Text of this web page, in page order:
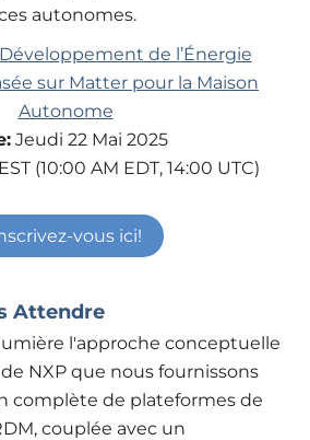
autonomes.
Jeudi 22 Mai 2025
(10:00 AM EDT, 14:00 UTC)
vous ici!
Attendre
l'approche conceptuelle
NXP que nous fournissons
complète de plateformes de
couplée avec un